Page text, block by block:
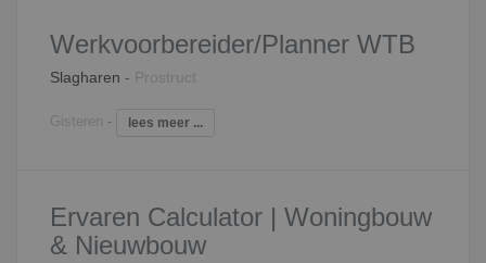
Werkvoorbereider/Planner WTB
Slagharen - Prostruct
Gisteren - lees meer ...
Ervaren Calculator | Woningbouw
& Nieuwbouw